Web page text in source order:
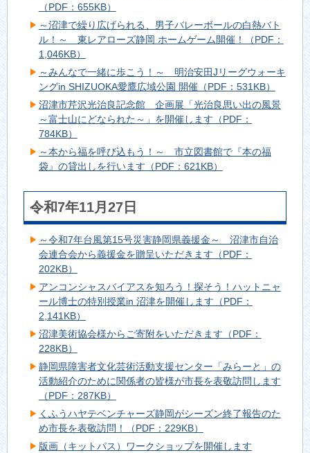
（PDF：655KB）
～沼津で繰り広げられる、男子バレーボールの白熱バト
ル！～ 東レアローズ静岡 ホームゲーム開催！（PDF：
1,046KB）
～みんなで一緒に歩こう！～ 明治安田Jリーグウォーキ
ングin SHIZUOKA愛鷹広域公園 開催（PDF：531KB）
沼津市芹沢光治良記念館 企画展「光治良思い出の風景
～富士山にどなられた～」を開催します（PDF：
784KB）
～本から福を呼び込もう！～ 市立図書館で『本の福
袋』の貸出しを行います（PDF：621KB）
令和7年11月27日
～令和7年台風第15号災害静岡県義援金～ 沼津市自治
会連合会から義援金を贈呈いただきます（PDF：
202KB）
アンコンシャスバイアスを知ろう！探そう！ハットニャ
ール博士の特別授業in 沼津を開催します（PDF：
2,141KB）
沼津美術協会様からご寄附をいただきます（PDF：
228KB）
静岡県障害者文化芸術活動支援センター「みらーと」の
活動紹介のために関係者の皆様が市長を表敬訪問します
（PDF：287KB）
くふうハヤテベンチャーズ静岡がシーズン終了報告のた
め市長を表敬訪問！（PDF：229KB）
版画（キットパス）ワークショップを開催します